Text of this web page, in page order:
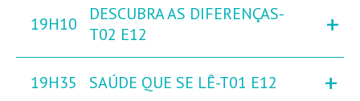
19H10
DESCUBRA AS DIFERENÇAS-
T02 E12
+
19H35 SAÚDE QUE SE LÊ-T01 E12 +